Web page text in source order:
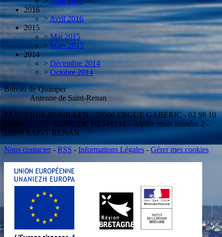
2016
>Avril 2016
2015
> Mai 2015
> Mars 2015
2014
> Décembre 2014
> Octobre 2014
Bureau de Quimper
Antenne de Saint-Renan
22 AVENUE ROUILLEN - 29500 ERGUE GABERIC - 02 98 10
58 09 ZONE DE MESPOAL - Atelier relais numéro 2 -
29290 SAINT RENAN
Nous contacter- RSS - Informations Légales - Gérer mes cookies